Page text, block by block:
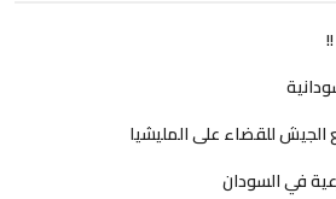
للقضاء على المليشيا
في السودان